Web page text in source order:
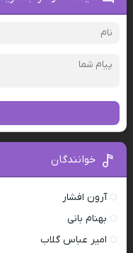
خوانندگان
آرون افشار
بهنام بانی
امیر عباس گلاب